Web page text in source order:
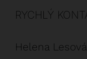
RYCHLÝ
Helena Lesová